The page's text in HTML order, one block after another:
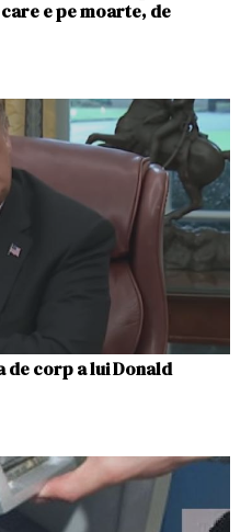
e pe moarte, de
de corp a lui Donald